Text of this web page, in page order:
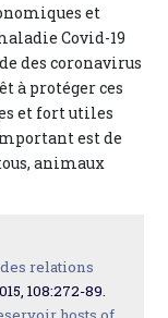
et
Covid-19
des coronavirus
à protéger ces
et fort utiles
est de
animaux
relations
108:272-89.